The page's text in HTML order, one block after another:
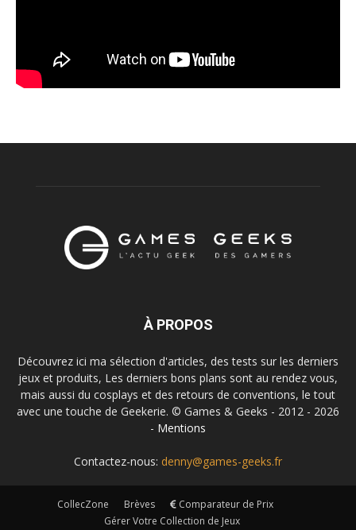
À PROPOS
Découvrez ici ma sélection d'articles, des tests sur les derniers
jeux et produits, Les derniers bons plans sont au rendez vous,
mais aussi du cosplays et des retours de conventions, le tout
avec une touche de Geekerie. © Games & Geeks - 2012 - 2026
- Mentions
Contactez-nous: denny@games-geeks.fr
CollecZone Brèves
Comparateur de Prix
Gérer Votre Collection de Jeux